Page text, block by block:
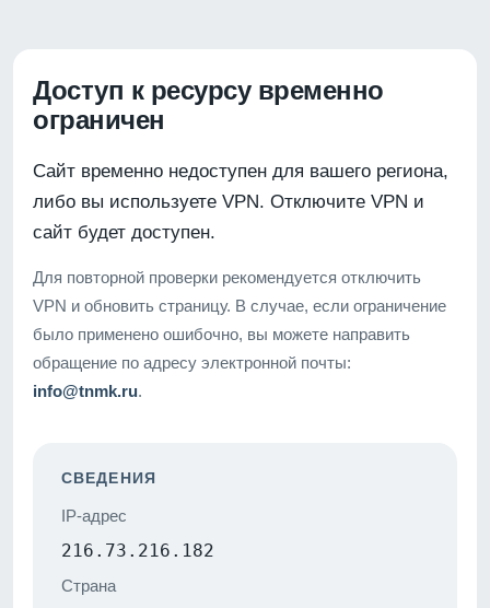
Доступ к ресурсу временно
ограничен
Сайт временно недоступен для вашего региона,
либо вы используете VPN. Отключите VPN и
сайт будет доступен.
Для повторной проверки рекомендуется отключить
VPN и обновить страницу. В случае, если ограничение
было применено ошибочно, вы можете направить
обращение по адресу электронной почты:
info@tnmk.ru.
СВЕДЕНИЯ
IP-адрес
216.73.216.182
Страна